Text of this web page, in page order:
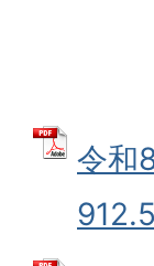
令和